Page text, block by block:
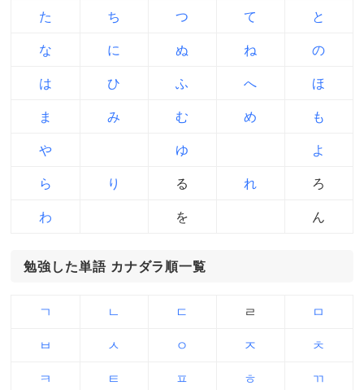
た ち つ て と
な に ぬ ね の
は ひ ふ へ ほ
ま み む め も
や ゆ よ
ら り る れ ろ
わ を ん
勉強した単語 カナダラ順一覧
ㄱ ㄴ ㄷ ㄹ ㅁ
ㅂ ㅅ ㅇ ㅈ ㅊ
ㅋ ㅌ ㅍ ㅎ ㄲ